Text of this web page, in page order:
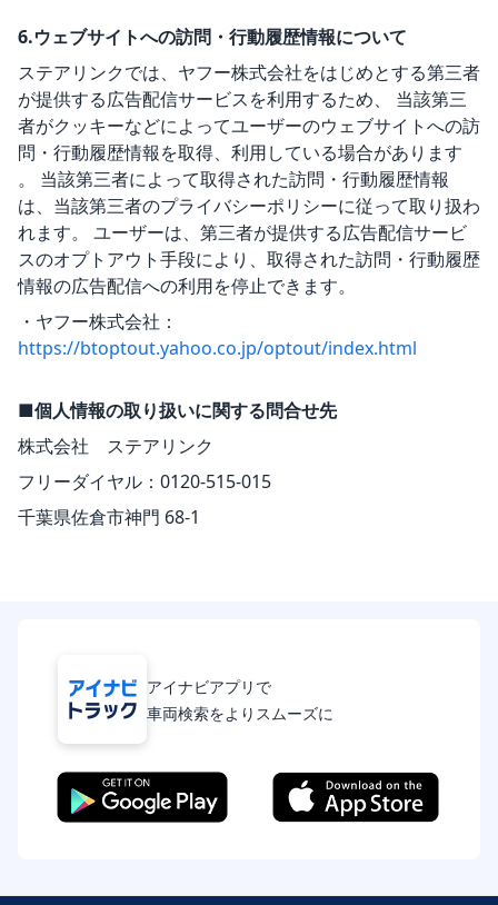
6.ウェブサイトへの訪問・行動履歴情報について
ステアリンクでは、ヤフー株式会社をはじめとする第三者
が提供する広告配信サービスを利用するため、 当該第三
者がクッキーなどによってユーザーのウェブサイトへの訪
問・行動履歴情報を取得、利用している場合があります
。 当該第三者によって取得された訪問・行動履歴情報
は、当該第三者のプライバシーポリシーに従って取り扱わ
れます。 ユーザーは、第三者が提供する広告配信サービ
スのオプトアウト手段により、取得された訪問・行動履歴
情報の広告配信への利用を停止できます。
・ヤフー株式会社：
https://btoptout.yahoo.co.jp/optout/index.html
■個人情報の取り扱いに関する問合せ先
株式会社 ステアリンク
フリーダイヤル：0120-515-015
千葉県佐倉市神門 68-1
アイナビアプリで
車両検索をよりスムーズに